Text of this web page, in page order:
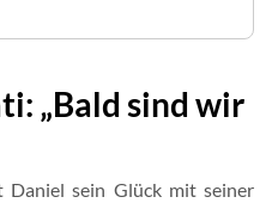
„Bald sind wir
Daniel sein Glück mit seiner